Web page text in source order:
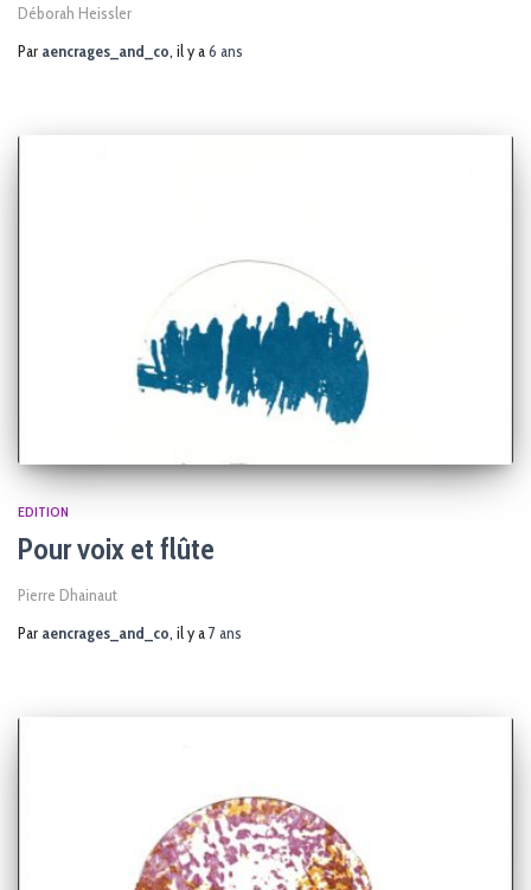
Déborah Heissler
Par aencrages_and_co, il y a6 ans
EDITION
Pour voix et flûte
Pierre Dhainaut
Par aencrages_and_co, il y a7 ans